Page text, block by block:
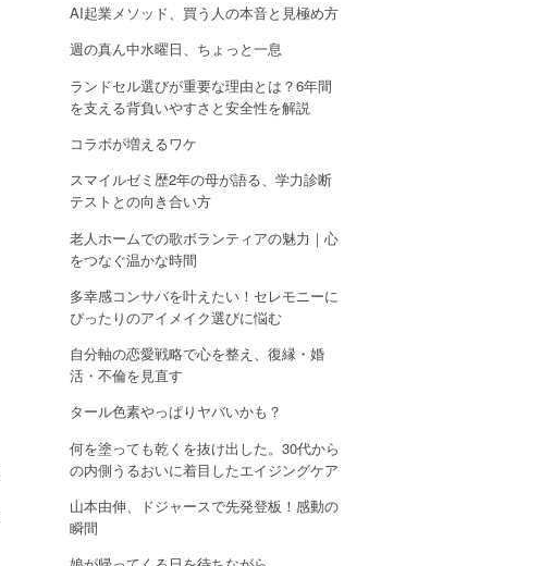
AI起業メソッド、買う人の本音と見極め方
週の真ん中水曜日、ちょっと一息
ランドセル選びが重要な理由とは？6年間
を支える背負いやすさと安全性を解説
コラボが増えるワケ
スマイルゼミ歴2年の母が語る、学力診断
テストとの向き合い方
老人ホームでの歌ボランティアの魅力｜心
をつなぐ温かな時間
多幸感コンサバを叶えたい！セレモニーに
ぴったりのアイメイク選びに悩む
自分軸の恋愛戦略で心を整え、復縁・婚
活・不倫を見直す
タール色素やっぱりヤバいかも？
何を塗っても乾くを抜け出した。30代から
の内側うるおいに着目したエイジングケア
山本由伸、ドジャースで先発登板！感動の
瞬間